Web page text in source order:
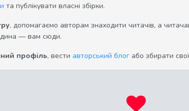
та публікувати власні збірки.
, допомагаємо авторам знаходити читачів, а
— вам сюди.
профіль, вести авторський блог або збирати